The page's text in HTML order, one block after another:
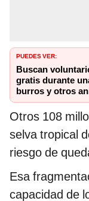
PUEDES VER:
Buscan
gratis durante
burros y otros
2 horas
Otros 108
selva tropical
riesgo de
Esa
capacidad de